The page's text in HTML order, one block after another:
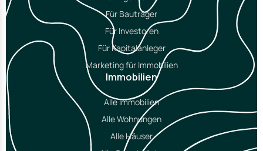
Für Bauträger
Für Investoren
Für Kapitalanleger
Marketing für Immobilien
Immobilien
Alle Immobilien
Alle Wohnungen
Alle Häuser